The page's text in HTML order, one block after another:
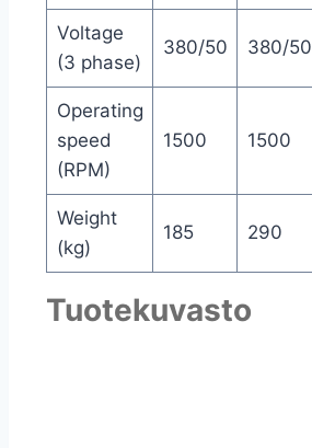
Voltage
(3 phase)
380/50 380/50
Operating
speed
(RPM)
1500 1500
Weight
(kg)
185 290
Tuotekuvasto